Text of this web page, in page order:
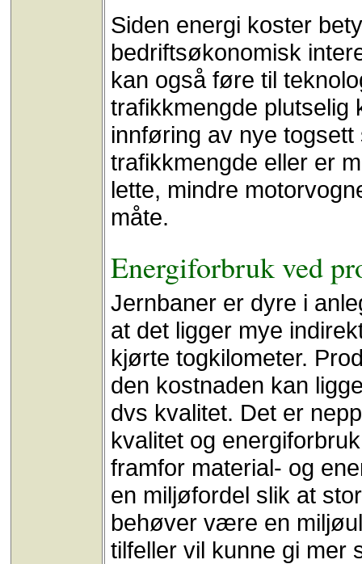
Siden energi koster
bedriftsøkonomisk
kan også føre til
trafikkmengde plutselig
innføring av nye
trafikkmengde eller er
lette, mindre
måte.
Energiforbruk ved
Jernbaner er dyre i
at det ligger mye
kjørte togkilometer.
den kostnaden kan
dvs kvalitet. Det er
kvalitet og
framfor material- og
en miljøfordel slik at
behøver være en
tilfeller vil kunne gi mer